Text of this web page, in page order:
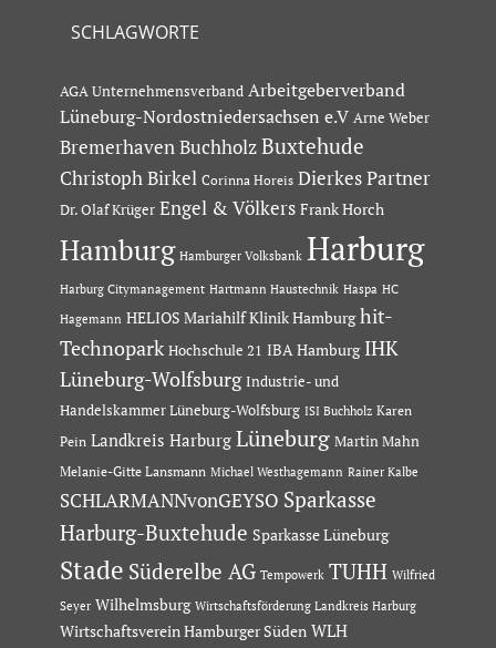
SCHLAGWORTE
AGA Unternehmensverband Arbeitgeberverband
Lüneburg-Nordostniedersachsen e.V Arne Weber
Bremerhaven Buchholz Buxtehude
Christoph Birkel Corinna Horeis Dierkes Partner
Dr. Olaf Krüger Engel & Völkers Frank Horch
Hamburg Hamburger Volksbank Harburg
Harburg Citymanagement Hartmann Haustechnik Haspa HC
Hagemann HELIOS Mariahilf Klinik Hamburg hit-
Technopark Hochschule 21 IBA Hamburg IHK
Lüneburg-Wolfsburg Industrie- und
Handelskammer Lüneburg-Wolfsburg ISI Buchholz Karen
Pein Landkreis Harburg Lüneburg Martin Mahn
Melanie-Gitte Lansmann Michael Westhagemann Rainer Kalbe
SCHLARMANNvonGEYSO Sparkasse
Harburg-Buxtehude Sparkasse Lüneburg
Stade Süderelbe AG Tempowerk TUHH Wilfried
Seyer Wilhelmsburg Wirtschaftsförderung Landkreis Harburg
Wirtschaftsverein Hamburger Süden WLH